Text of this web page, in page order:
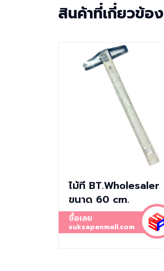
สินค้าที่เกี่ยวข้อง
ไม้ที BT.Wholesaler
ขนาด 60 cm.
ซื้อเลย
suksapanmall.com